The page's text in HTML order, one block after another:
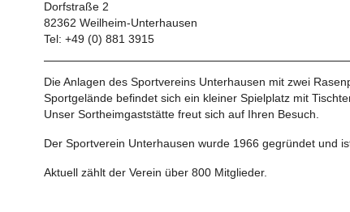
Dorfstraße 2
82362 Weilheim-Unterhausen
Tel: +49 (0) 881 3915
Die Anlagen des Sportvereins Unterhausen mit zwei
Sportgelände befindet sich ein kleiner Spielplatz mit
Unser Sortheimgaststätte freut sich auf Ihren Besuch.
Der Sportverein Unterhausen wurde 1966 gegründet und
Aktuell zählt der Verein über 800 Mitglieder.